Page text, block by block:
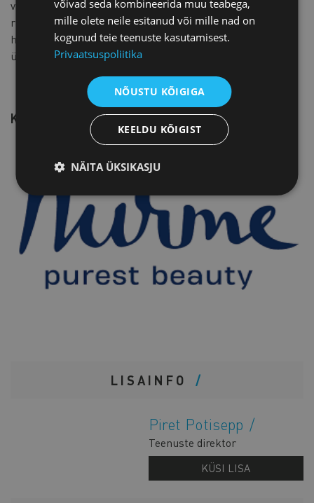
varase valmisoleku loomist, kuid millest veel väga vähe
räägitakse ning ebapiisavalt tegutsetakse. Pikaajalise
hoolduse kasvav koormus Eesti vananevas ühiskonnas on
üks sellistest teemadest.
KOOSTÖÖPARTNER
LISAINFO
Piret Potisepp
Teenuste direktor
KÜSI LISA
võivad seda kombineerida muu teabega,
mille olete neile esitanud või mille nad on
kogunud teie teenuste kasutamisest.
Privaatsuspoliitika
NÕUSTU KÕIGIGA
KEELDU KÕIGIST
NÄITA ÜKSIKASJU